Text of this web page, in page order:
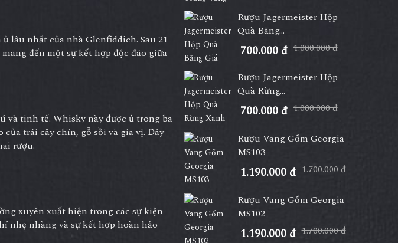
lâu nhất của nhà Glenfiddich. Sau 21
đến một sự kết hợp độc đáo giữa
và tinh tế. Whisky này được ủ trong ba
trái cây chín, gỗ sồi và gia vị. Đây
rượu.
xuyên xuất hiện trong các sự kiện
nhẹ nhàng và sự kết hợp hoàn hảo
Rượu Jagermeister Hộp
Quà Băng...
700.000 đ 1.000.000 đ
Rượu Jagermeister Hộp
Quà Rừng...
700.000 đ 1.000.000 đ
Rượu Vang Gốm Georgia
MS103
1.190.000 đ 1.700.000 đ
Rượu Vang Gốm Georgia
MS102
1.190.000 đ 1.700.000 đ